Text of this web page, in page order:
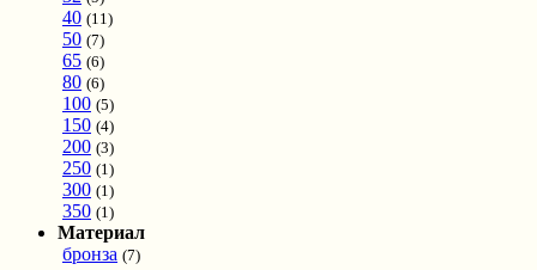
40 (11)
50 (7)
65 (6)
80 (6)
100 (5)
150 (4)
200 (3)
250 (1)
300 (1)
350 (1)
Материал
бронза (7)